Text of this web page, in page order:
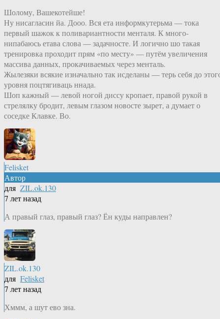
Шолому, Вашекотейше!
Ну нисагласин йа. Дооо. Вся ета информкутерьма — тока
первый шажок к поливариантности менталя. К много-
нипабаюсь етава слова — задачносте. И логично шо такая
тренировка проходит прям «по месту» — путём увеличения
массива данных, прокачиваемых через менталь.
Жылезяки всякие изначально так исделаны — терь себя до
уровня поцтягиваць ннада.
Шоп кажный — левой ногой диссу кропает, правой рукой в
стрелялку бродит, левым глазом новосте зырет, а думает о
соседке Клавке. Во.
Felisket
Автор
для ZIL.ok.130
7 лет назад
А правый глаз, правый глаз? Ён куды направлен?
ZIL.ok.130
для Felisket
7 лет назад
Хммм, а шут ево зна.